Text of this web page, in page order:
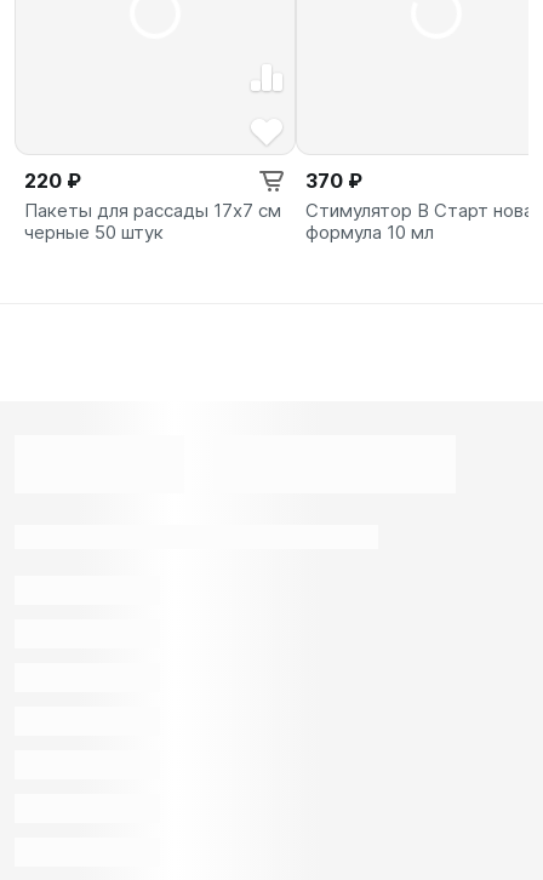
220 ₽
Пакеты для рассады 17х7 см
черные 50 штук
370 ₽
Стимулятор B Старт новая
формула 10 мл